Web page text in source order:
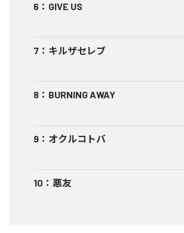
6 ： GIVE US
7 ： キルザセレブ
8 ： BURNING AWAY
9 ： オクルコトバ
10 ： 悪友